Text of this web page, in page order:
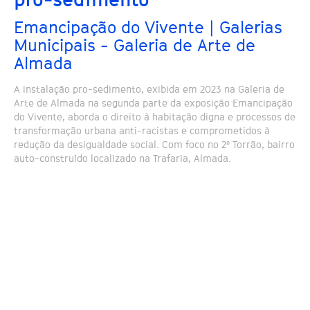
Emancipação do Vivente | Galerias
Municipais - Galeria de Arte de
Almada
A instalação pro-sedimento, exibida em 2023 na Galeria de
Arte de Almada na segunda parte da exposição Emancipação
do Vivente, aborda o direito à habitação digna e processos de
transformação urbana anti-racistas e comprometidos à
redução da desigualdade social. Com foco no 2º Torrão, bairro
auto-construído localizado na Trafaria, Almada.